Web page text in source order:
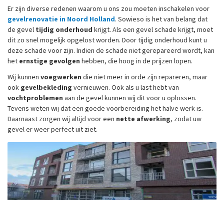
Er zijn diverse redenen waarom u ons zou moeten inschakelen voor
gevelrenovatie in Noord Holland. Sowieso is het van belang dat
de gevel tijdig onderhoud krijgt. Als een gevel schade krijgt, moet
dit zo snel mogelijk opgelost worden. Door tijdig onderhoud kunt u
deze schade voor zijn. Indien de schade niet gerepareerd wordt, kan
het ernstige gevolgen hebben, die hoog in de prijzen lopen.
Wij kunnen voegwerken die niet meer in orde zijn repareren, maar
ook gevelbekleding vernieuwen. Ook als u last hebt van
vochtproblemen aan de gevel kunnen wij dit voor u oplossen.
Tevens weten wij dat een goede voorbereiding het halve werk is.
Daarnaast zorgen wij altijd voor een nette afwerking, zodat uw
gevel er weer perfect uit ziet.